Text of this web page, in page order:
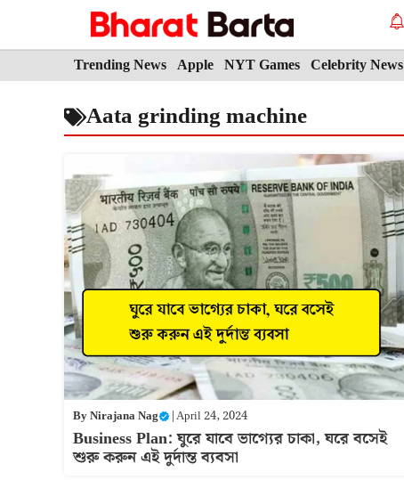
Trending News Apple NYT Games Celebrity News
Aata grinding machine
ByNirajana Nag |April 24, 2024
Business Plan: ঘুরে যাবে ভাগ্যের চাকা, ঘরে বসেই
শুরু করুন এই দুর্দান্ত ব্যবসা